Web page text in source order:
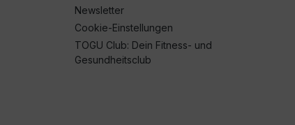
Newsletter
Cookie-Einstellungen
TOGU Club: Dein Fitness- und
Gesundheitsclub